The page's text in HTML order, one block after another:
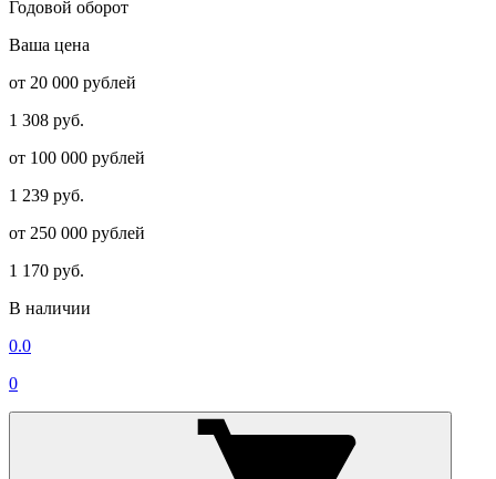
Годовой оборот
Ваша цена
от 20 000 рублей
1 308 руб.
от 100 000 рублей
1 239 руб.
от 250 000 рублей
1 170 руб.
В наличии
0.0
0